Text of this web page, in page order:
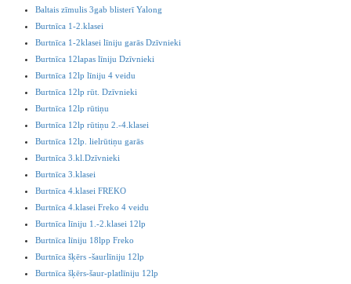
Baltais zīmulis 3gab blisterī Yalong
Burtnīca 1-2.klasei
Burtnīca 1-2klasei līniju garās Dzīvnieki
Burtnīca 12lapas līniju Dzīvnieki
Burtnīca 12lp līniju 4 veidu
Burtnīca 12lp rūt. Dzīvnieki
Burtnīca 12lp rūtiņu
Burtnīca 12lp rūtiņu 2.-4.klasei
Burtnīca 12lp. lielrūtiņu garās
Burtnīca 3.kl.Dzīvnieki
Burtnīca 3.klasei
Burtnīca 4.klasei FREKO
Burtnīca 4.klasei Freko 4 veidu
Burtnīca līniju 1.-2.klasei 12lp
Burtnīca līniju 18lpp Freko
Burtnīca šķērs -šaurlīniju 12lp
Burtnīca šķērs-šaur-platlīniju 12lp